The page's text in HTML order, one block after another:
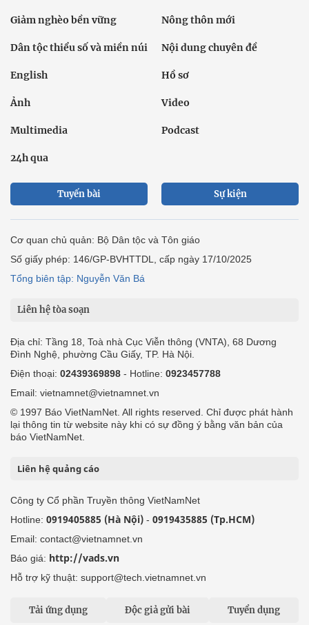
Giảm nghèo bền vững Nông thôn mới
Dân tộc thiểu số và miền núi Nội dung chuyên đề
English Hồ sơ
Ảnh Video
Multimedia Podcast
24h qua
Tuyến bài Sự kiện
Cơ quan chủ quản: Bộ Dân tộc và Tôn giáo
Số giấy phép: 146/GP-BVHTTDL, cấp ngày 17/10/2025
Tổng biên tập: Nguyễn Văn Bá
Liên hệ tòa soạn
Địa chỉ: Tầng 18, Toà nhà Cục Viễn thông (VNTA), 68 Dương
Đình Nghệ, phường Cầu Giấy, TP. Hà Nội.
Điện thoại: 02439369898 - Hotline: 0923457788
Email: vietnamnet@vietnamnet.vn
© 1997 Báo VietNamNet. All rights reserved. Chỉ được phát hành
lại thông tin từ website này khi có sự đồng ý bằng văn bản của
báo VietNamNet.
Liên hệ quảng cáo
Công ty Cổ phần Truyền thông VietNamNet
Hotline: 0919405885 (Hà Nội) - 0919435885 (Tp.HCM)
Email: contact@vietnamnet.vn
Báo giá: http://vads.vn
Hỗ trợ kỹ thuật: support@tech.vietnamnet.vn
Tải ứng dụng Độc giả gửi bài Tuyển dụng